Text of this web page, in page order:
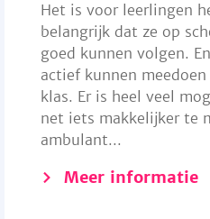
Het is voor leerlingen
belangrijk dat ze op
goed kunnen volgen.
actief kunnen
klas. Er is heel veel
net iets makkelijker te
ambulant...
Meer informatie